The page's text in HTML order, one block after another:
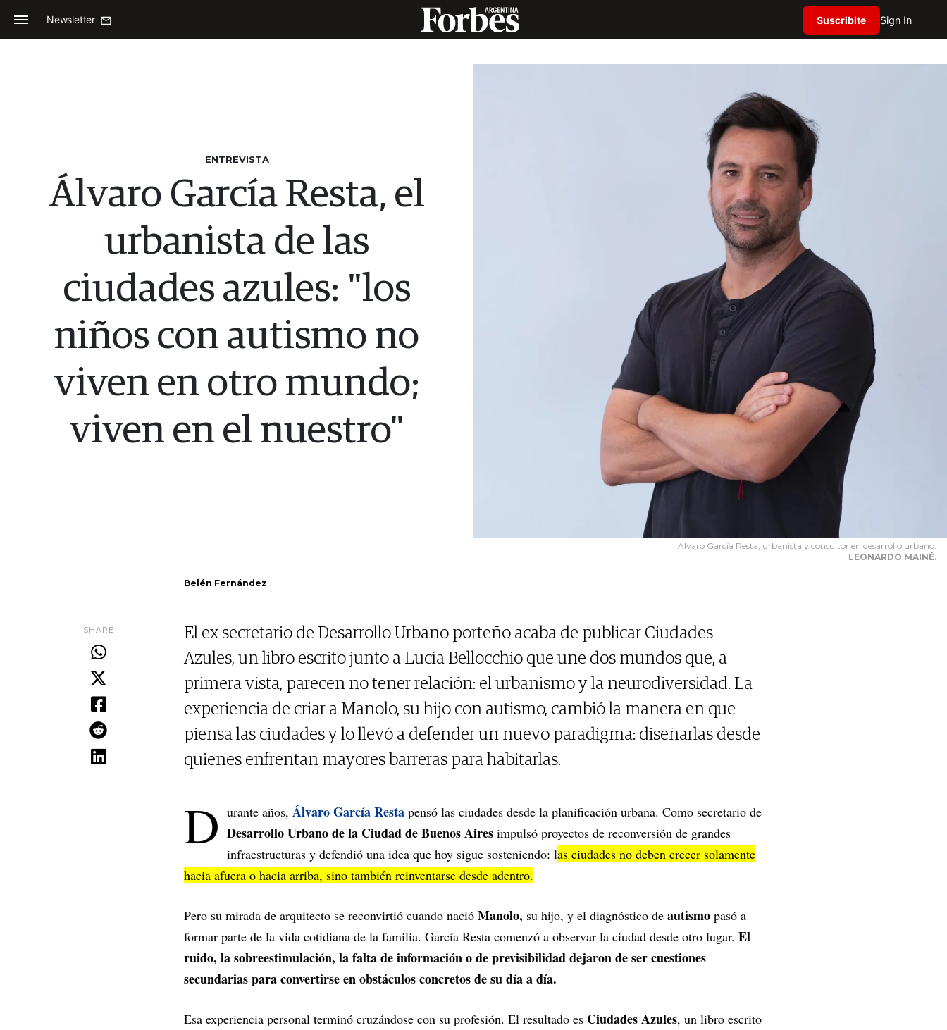
Newsletter Suscribite Sign In
ENTREVISTA
Álvaro García Resta, el
urbanista de las
ciudades azules: "los
niños con autismo no
viven en otro mundo;
viven en el nuestro"
Álvaro García Resta, urbanista y consultor en desarrollo urbano.
LEONARDO MAINÉ.
Belén Fernández
SHARE
El ex secretario de Desarrollo Urbano porteño acaba de publicar Ciudades
Azules, un libro escrito junto a Lucía Bellocchio que une dos mundos que, a
primera vista, parecen no tener relación: el urbanismo y la neurodiversidad. La
experiencia de criar a Manolo, su hijo con autismo, cambió la manera en que
piensa las ciudades y lo llevó a defender un nuevo paradigma: diseñarlas desde
quienes enfrentan mayores barreras para habitarlas.
D urante años, Álvaro García Resta pensó las ciudades desde la planificación urbana. Como secretario de
Desarrollo Urbano de la Ciudad de Buenos Aires impulsó proyectos de reconversión de grandes
infraestructuras y defendió una idea que hoy sigue sosteniendo: las ciudades no deben crecer solamente
hacia afuera o hacia arriba, sino también reinventarse desde adentro.
Pero su mirada de arquitecto se reconvirtió cuando nació Manolo, su hijo, y el diagnóstico de autismo pasó a
formar parte de la vida cotidiana de la familia. García Resta comenzó a observar la ciudad desde otro lugar. El
ruido, la sobreestimulación, la falta de información o de previsibilidad dejaron de ser cuestiones
secundarias para convertirse en obstáculos concretos de su día a día.
Esa experiencia personal terminó cruzándose con su profesión. El resultado es Ciudades Azules, un libro escrito